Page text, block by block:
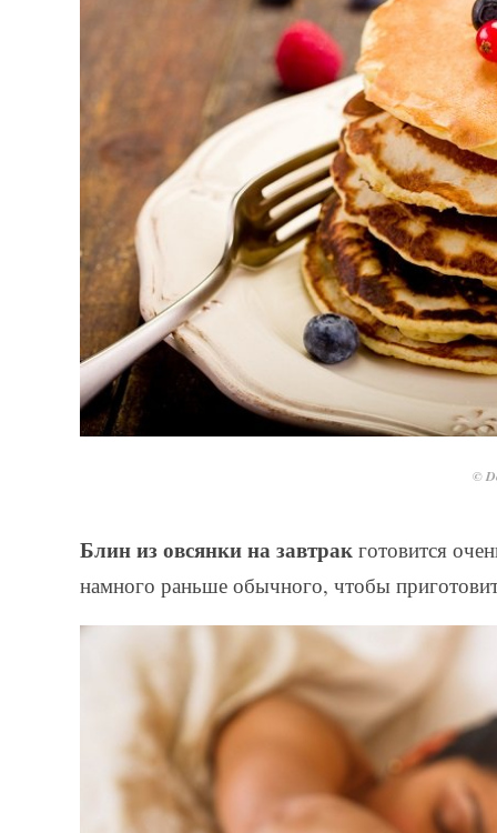
©
Блин из овсянки на завтрак готовится
намного раньше обычного, чтобы